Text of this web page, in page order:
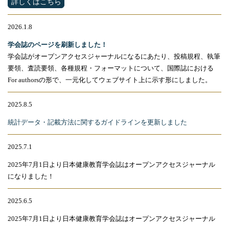
詳しくはこちら
2026.1.8
学会誌のページを刷新しました！
学会誌がオープンアクセスジャーナルになるにあたり、投稿規程、執筆
要領、査読要領、各種規程・フォーマットについて、国際誌における
For authorsの形で、一元化してウェブサイト上に示す形にしました。
2025.8.5
統計データ・記載方法に関するガイドラインを更新しました
2025.7.1
2025年7月1日より日本健康教育学会誌はオープンアクセスジャーナル
になりました！
2025.6.5
2025年7 月 1 日より日本健康教育学会誌はオープンアクセスジャーナル